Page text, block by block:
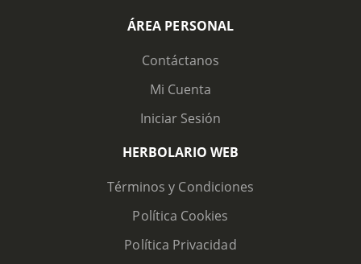
ÁREA PERSONAL
Contáctanos
Mi Cuenta
Iniciar Sesión
HERBOLARIO WEB
Términos y Condiciones
Política Cookies
Política Privacidad